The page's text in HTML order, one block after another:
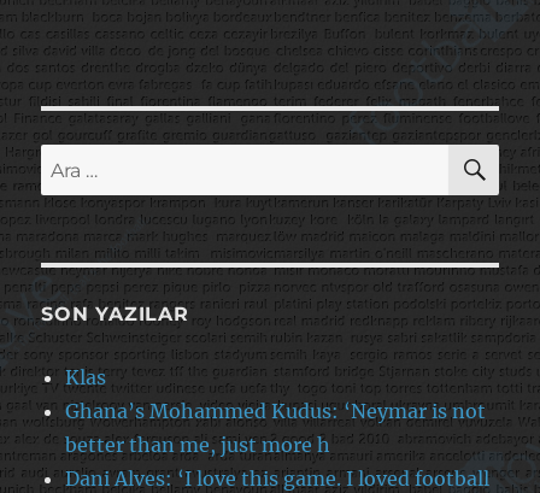
Ara:
SON YAZILAR
Klas
Ghana’s Mohammed Kudus: ‘Neymar is not
better than me, just more h
Dani Alves: ‘I love this game. I loved football